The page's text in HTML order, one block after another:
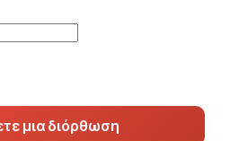
μια διόρθωση